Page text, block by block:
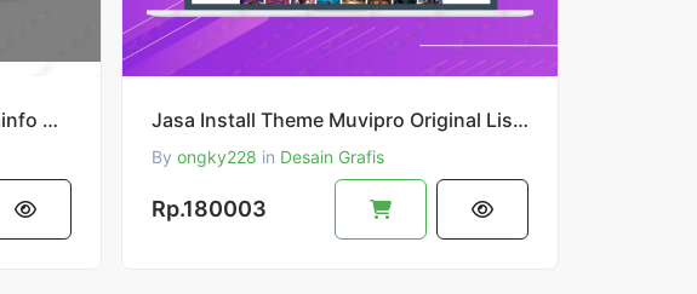
JASA PENGURUSAN TD PSE Kominfo DOMESTIK Jasa Install Theme Muvipro Original Lisensi Lifetime
By ongky228 in Desain Grafis
Rp.180003